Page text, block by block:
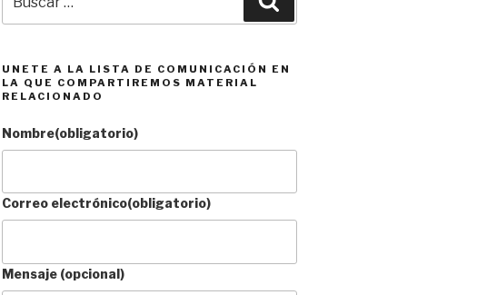
por:
UNETE A LA LISTA DE COMUNICACIÓN EN
LA QUE COMPARTIREMOS MATERIAL
RELACIONADO
Nombre(obligatorio)
Correo electrónico(obligatorio)
Mensaje (opcional)